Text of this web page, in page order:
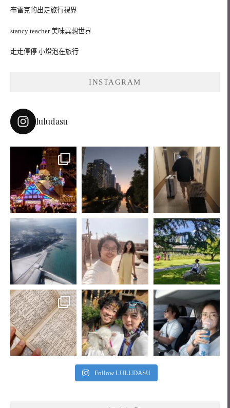
布雷克的出走旅行視界
stancy teacher 美味異想世界
走走停停 小燈泡在旅行
INSTAGRAM
luludasu
Follow LULUDASU